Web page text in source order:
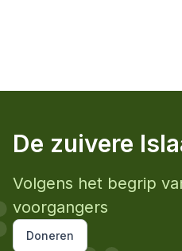
De zuivere
Volgens het begrip
voorgangers
Doneren